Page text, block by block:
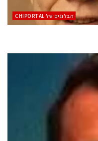
הבלוגים של CHIPORTAL